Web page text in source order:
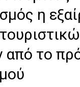
η
από το